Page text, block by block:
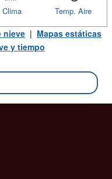
Temp. Aire
Clima
nieve | Mapas estáticas
y tiempo